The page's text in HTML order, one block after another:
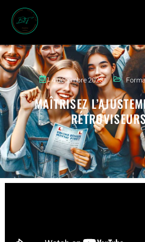
4 décembre 2023
MAÎTRISEZ